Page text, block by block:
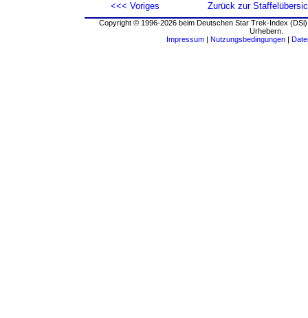
<<< Voriges Zurück zur
Copyright © 1996-2026 beim Deutschen Star Trek-Index
Urhebern.
Impressum | Nutzungsbedingungen |